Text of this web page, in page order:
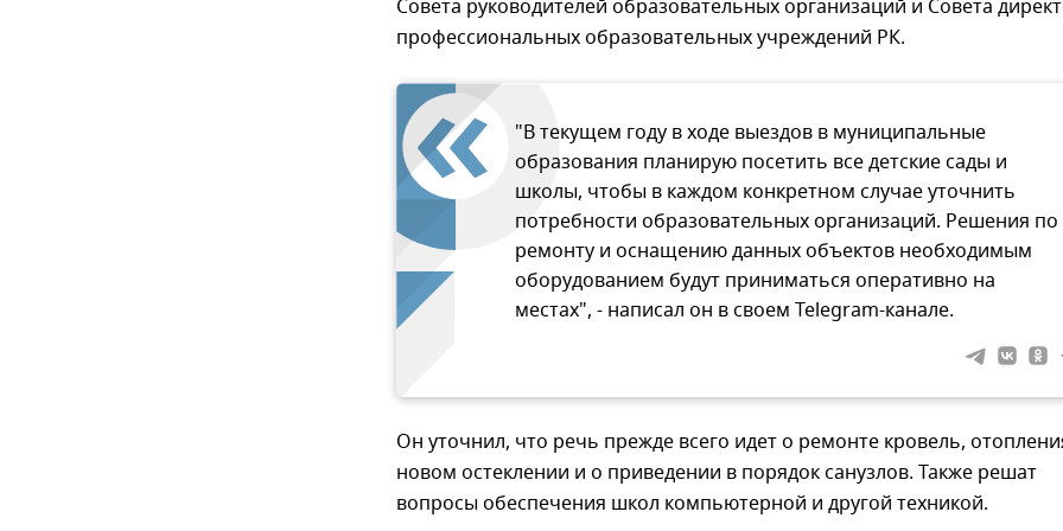
Совета руководителей образовательных организаций и Совета
профессиональных образовательных учреждений РК.
"В текущем году в ходе выездов в муниципальные
образования планирую посетить все детские сады и
школы, чтобы в каждом конкретном случае уточнить
потребности образовательных организаций. Решения по
ремонту и оснащению данных объектов необходимым
оборудованием будут приниматься оперативно на
местах", - написал он в своем Telegram-канале.
Он уточнил, что речь прежде всего идет о ремонте кровель,
новом остеклении и о приведении в порядок санузлов. Также решат
вопросы обеспечения школ компьютерной и другой техникой.